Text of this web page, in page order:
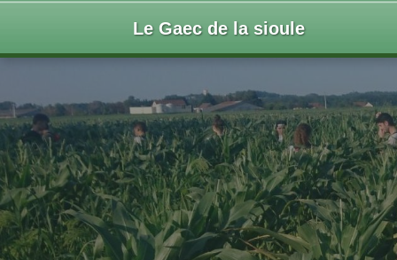
Le Gaec de la sioule